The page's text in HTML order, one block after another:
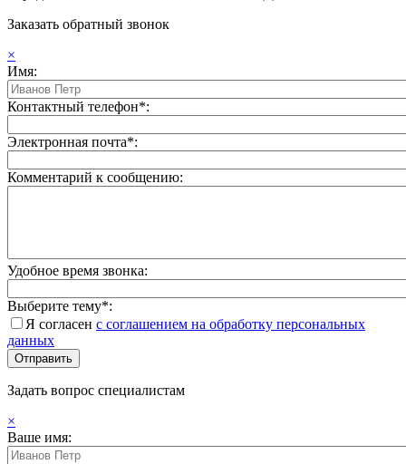
Заказать обратный звонок
×
Имя:
Контактный телефон*:
Электронная почта*:
Комментарий к сообщению:
Удобное время звонка:
Выберите тему*:
Я согласен с соглашением на обработку персональных
данных
Задать вопрос специалистам
×
Ваше имя: